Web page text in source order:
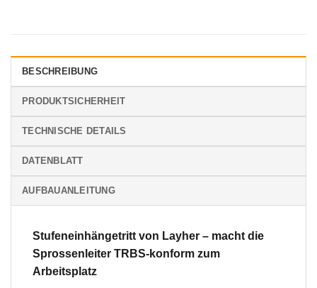
BESCHREIBUNG
PRODUKTSICHERHEIT
TECHNISCHE DETAILS
DATENBLATT
AUFBAUANLEITUNG
Stufeneinhängetritt von Layher – macht die
Sprossenleiter TRBS-konform zum
Arbeitsplatz